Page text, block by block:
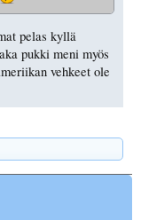
pelas kyllä
pukki meni myös
vehkeet ole